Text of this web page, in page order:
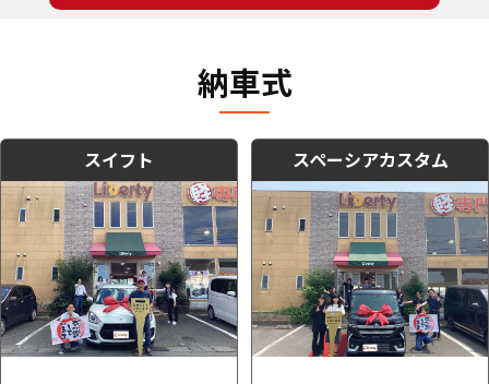
納車式
スイフト スペーシアカスタム